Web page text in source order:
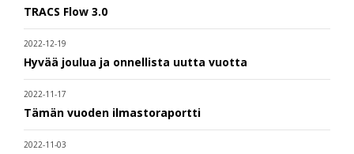
TRACS Flow 3.0
2022-12-19
Hyvää joulua ja onnellista uutta vuotta
2022-11-17
Tämän vuoden ilmastoraportti
2022-11-03